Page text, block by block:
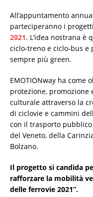
All’appuntamento
parteciperanno i
2021. L’idea nostrana è
ciclo-treno e ciclo-bus
sempre più green.
EMOTIONway ha come
protezione,
culturale attraverso la
di ciclovie e cammini
con il trasporto pubblico
del Veneto, della
Bolzano.
Il progetto si candida
rafforzare la mobilità
delle ferrovie 2021”.